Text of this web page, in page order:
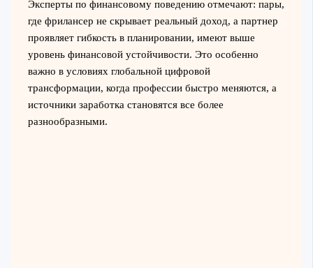
Эксперты по финансовому поведению отмечают: пары,
где фрилансер не скрывает реальный доход, а партнер
проявляет гибкость в планировании, имеют выше
уровень финансовой устойчивости. Это особенно
важно в условиях глобальной цифровой
трансформации, когда профессии быстро меняются, а
источники заработка становятся все более
разнообразными.